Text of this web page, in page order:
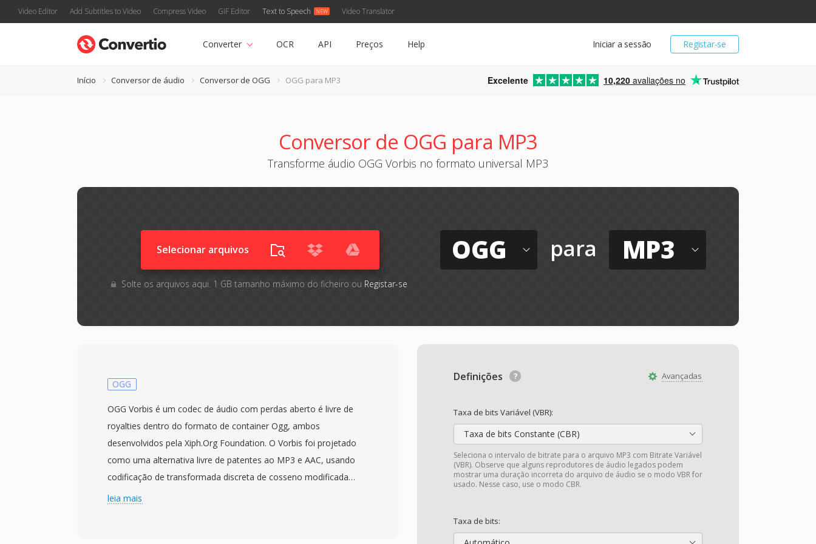
Video Editor Add Subtitles to Video Compress Video GIF Editor Text to Speech Video Translator
Registar-se
Iniciar a sessão
Converter OCR API Preços Help
Início Conversor de áudio Conversor de OGG OGG para MP3 Excelente 10,220 avaliações no
Conversor de OGG para MP3
Transforme áudio OGG Vorbis no formato universal MP3
Selecionar arquivos
Solte os arquivos aqui. 1 GB tamanho máximo do ficheiro ou Registar-se
OGG para MP3
Avançadas
Definições
Taxa de bits Variável (VBR):
Taxa de bits Constante (CBR)
Seleciona o intervalo de bitrate para o arquivo MP3 com Bitrate Variável
(VBR). Observe que alguns reprodutores de áudio legados podem
mostrar uma duração incorreta do arquivo de áudio se o modo VBR for
usado. Nesse caso, use o modo CBR.
Taxa de bits:
OGG
OGG Vorbis é um codec de áudio com perdas aberto é livre de
royalties dentro do formato de container Ogg, ambos
desenvolvidos pela Xiph.Org Foundation. O Vorbis foi projetado
como uma alternativa livre de patentes ao MP3 e AAC, usando
codificação de transformada discreta de cosseno modificada
(MDCT) com codificação de taxa de bits variável que se adapta a
leia mais